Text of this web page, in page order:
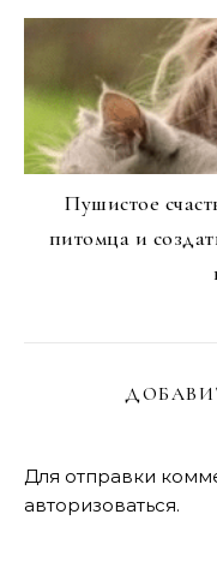
Пушистое
питомца и
Для отправки
авторизоваться.